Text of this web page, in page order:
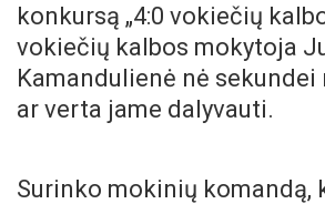
konkursą „4:0 vokiečių
vokiečių kalbos mokytoja
Kamandulienė nė sekundei
ar verta jame dalyvauti.
Surinko mokinių komandą,